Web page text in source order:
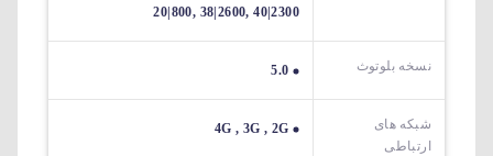
20|800, 38|2600, 40|2300
نسخه بلوتوث 5.0
شبکه های
ارتباطی
4G , 3G , 2G